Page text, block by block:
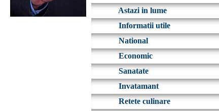
Astazi in lume
Informatii utile
National
Economic
Sanatate
Invatamant
Retete culinare